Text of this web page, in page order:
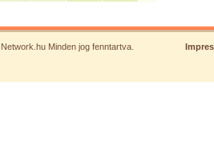
Minden jog fenntartva.